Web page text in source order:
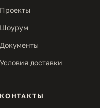
Проекты
Шоурум
Документы
Условия доставки
КОНТАКТЫ